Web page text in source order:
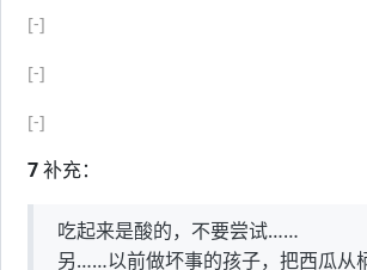
[-]
[-]
[-]
7补充：
吃起来是酸的，不要尝试……
另……以前做坏事的孩子，把西瓜从